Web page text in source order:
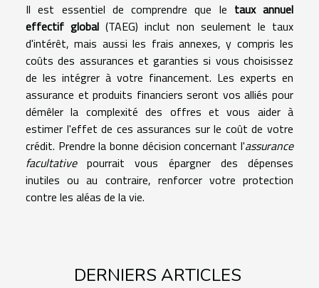
Il est essentiel de comprendre que le taux annuel
effectif global (TAEG) inclut non seulement le taux
d'intérêt, mais aussi les frais annexes, y compris les
coûts des assurances et garanties si vous choisissez
de les intégrer à votre financement. Les experts en
assurance et produits financiers seront vos alliés pour
démêler la complexité des offres et vous aider à
estimer l'effet de ces assurances sur le coût de votre
crédit. Prendre la bonne décision concernant l'assurance
facultativepourrait vous épargner des dépenses
inutiles ou au contraire, renforcer votre protection
contre les aléas de la vie.
DERNIERS ARTICLES